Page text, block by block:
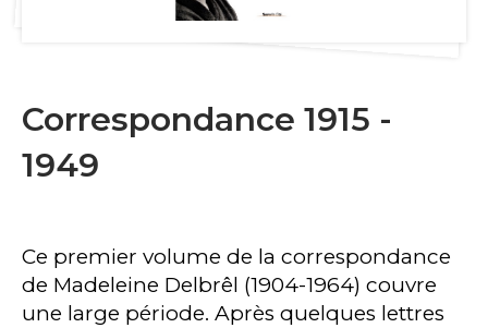
Correspondance 1915 -
1949
Ce premier volume de la correspondance
de Madeleine Delbrêl (1904-1964) couvre
une large période. Après quelques lettres